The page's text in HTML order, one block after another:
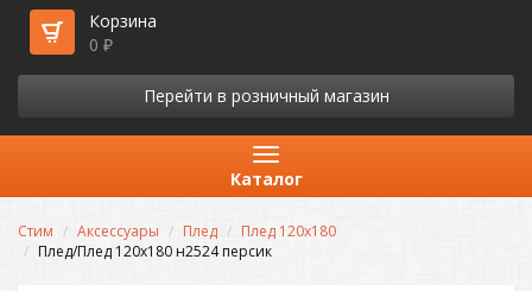
Корзина
0 ₽
Перейти в розничный магазин
Каталог
Стим Аксессуары Плед
Плед 120х180
Плед/Плед 120х180 н2524 персик